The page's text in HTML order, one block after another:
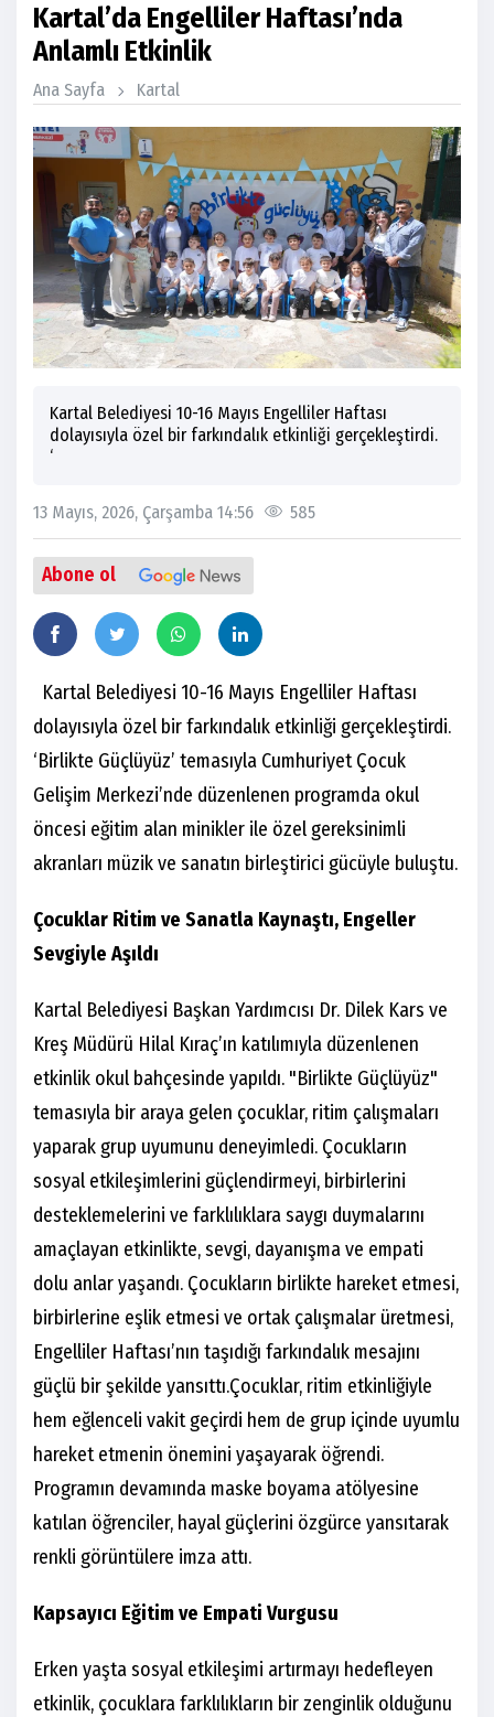
Kartal’da Engelliler Haftası’nda
Anlamlı Etkinlik
Ana Sayfa Kartal
Kartal Belediyesi 10-16 Mayıs Engelliler Haftası
dolayısıyla özel bir farkındalık etkinliği gerçekleştirdi.
‘
13 Mayıs, 2026, Çarşamba 14:56 585
Abone ol
Kartal Belediyesi 10-16 Mayıs Engelliler Haftası
dolayısıyla özel bir farkındalık etkinliği gerçekleştirdi.
‘Birlikte Güçlüyüz’ temasıyla Cumhuriyet Çocuk
Gelişim Merkezi’nde düzenlenen programda okul
öncesi eğitim alan minikler ile özel gereksinimli
akranları müzik ve sanatın birleştirici gücüyle buluştu.
Çocuklar Ritim ve Sanatla Kaynaştı, Engeller
Sevgiyle Aşıldı
Kartal Belediyesi Başkan Yardımcısı Dr. Dilek Kars ve
Kreş Müdürü Hilal Kıraç’ın katılımıyla düzenlenen
etkinlik okul bahçesinde yapıldı. "Birlikte Güçlüyüz"
temasıyla bir araya gelen çocuklar, ritim çalışmaları
yaparak grup uyumunu deneyimledi. Çocukların
sosyal etkileşimlerini güçlendirmeyi, birbirlerini
desteklemelerini ve farklılıklara saygı duymalarını
amaçlayan etkinlikte, sevgi, dayanışma ve empati
dolu anlar yaşandı. Çocukların birlikte hareket etmesi,
birbirlerine eşlik etmesi ve ortak çalışmalar üretmesi,
Engelliler Haftası’nın taşıdığı farkındalık mesajını
güçlü bir şekilde yansıttı.Çocuklar, ritim etkinliğiyle
hem eğlenceli vakit geçirdi hem de grup içinde uyumlu
hareket etmenin önemini yaşayarak öğrendi.
Programın devamında maske boyama atölyesine
katılan öğrenciler, hayal güçlerini özgürce yansıtarak
renkli görüntülere imza attı.
Kapsayıcı Eğitim ve Empati Vurgusu
Erken yaşta sosyal etkileşimi artırmayı hedefleyen
etkinlik, çocuklara farklılıkların bir zenginlik olduğunu